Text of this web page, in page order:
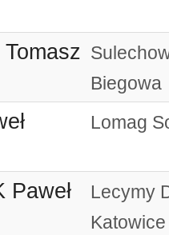
Biegowa
Lomag
Lecymy
Katowice